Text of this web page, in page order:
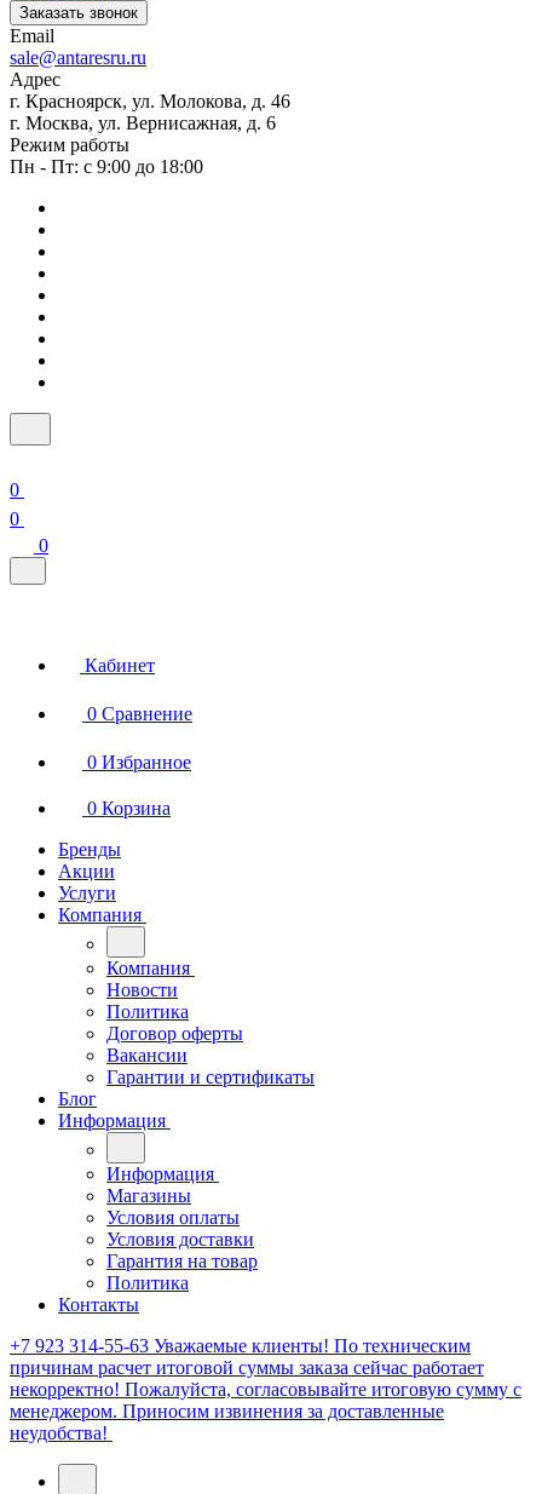
Заказать звонок
Email
sale@antaresru.ru
Адрес
г. Красноярск, ул. Молокова, д. 46
г. Москва, ул. Вернисажная, д. 6
Режим работы
Пн - Пт: с 9:00 до 18:00
0
0
0
Кабинет
0 Сравнение
0 Избранное
0 Корзина
Бренды
Акции
Услуги
Компания
Компания
Новости
Политика
Договор оферты
Вакансии
Гарантии и сертификаты
Блог
Информация
Информация
Магазины
Условия оплаты
Условия доставки
Гарантия на товар
Политика
Контакты
+7 923 314-55-63 Уважаемые клиенты! По техническим
причинам расчет итоговой суммы заказа сейчас работает
некорректно! Пожалуйста, согласовывайте итоговую сумму с
менеджером. Приносим извинения за доставленные
неудобства!